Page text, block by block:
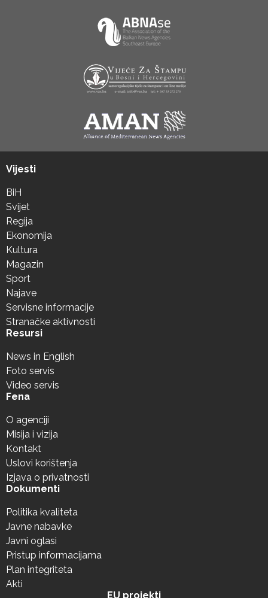
Vijesti
BiH
Svijet
Regija
Ekonomija
Kultura
Magazin
Sport
Najave
Servisne informacije
Stranačke aktivnosti
Resursi
News in English
Foto servis
Video servis
Fena
O agenciji
Misija i vizija
Kontakt
Uslovi korištenja
Izjava o privatnosti
Dokumenti
Politika kvaliteta
Javne nabavke
Javni oglasi
Pristup informacijama
Plan integriteta
Akti
EU projekti